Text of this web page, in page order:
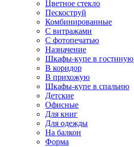
Цветное стекло
Пескоструй
Комбинированные
С витражами
С фотопечатью
Назначение
Шкафы-купе в гостиную
В коридор
В прихожую
Шкафы-купе в спальню
Детские
Офисные
Для книг
Для одежды
На балкон
Форма